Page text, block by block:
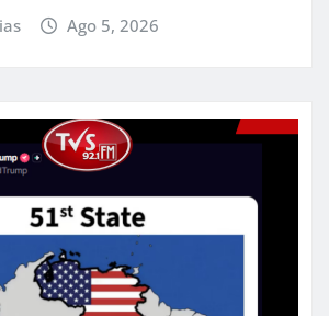
Ago 5, 2026